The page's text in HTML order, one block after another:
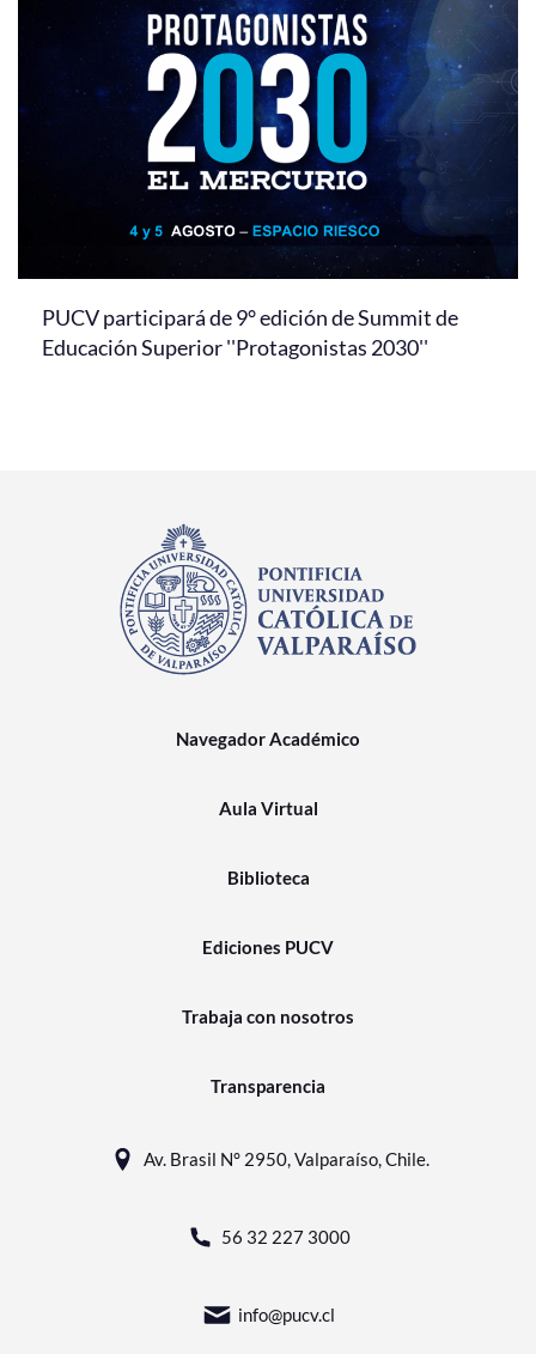
PUCV participará de 9° edición de Summit de
Educación Superior ''Protagonistas 2030''
Navegador Académico
Aula Virtual
Biblioteca
Ediciones PUCV
Trabaja con nosotros
Transparencia
Av. Brasil N° 2950, Valparaíso, Chile.
56 32 227 3000
info@pucv.cl